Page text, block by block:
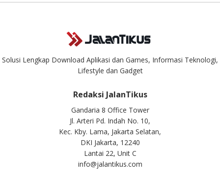
keinfo@jalantikus.com
Solusi Lengkap Download Aplikasi dan Games, Informasi Teknologi,
Lifestyle dan Gadget
Redaksi JalanTikus
Gandaria 8 Office Tower
Jl. Arteri Pd. Indah No. 10,
Kec. Kby. Lama, Jakarta Selatan,
DKI Jakarta, 12240
Lantai 22, Unit C
info@jalantikus.com